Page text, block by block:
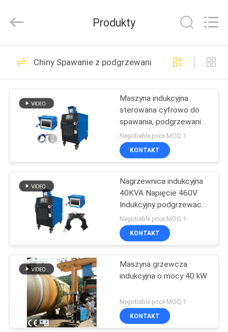
DOM
PRODUKTY
WYCIECZKA
PO
FABRYCE
KONTROLA
JAKOŚCI
SKONTAKTUJ
Reserved.
Przetwornica
częstotliwości
50
Wektorowy
przemiennik
częstotliwości
31
Przemiennik
częstotliwości VFD
37
Produkty
Chiny Spawanie z podgrzewaniem indukcyjnym
Maszyna indukcyjna
sterowana cyfrowo do
spawania, podgrzewania,
PWHT i łagodzenia
naprężeń
Negotiable price MOQ:1
KONTAKT
Nagrzewnica indukcyjna
40KVA Napięcie 460V
Indukcyjny podgrzewacz
rurowy
Negotiable price MOQ:1
KONTAKT
Maszyna grzewcza
indukcyjna o mocy 40 kW
Negotiable price MOQ:1
KONTAKT